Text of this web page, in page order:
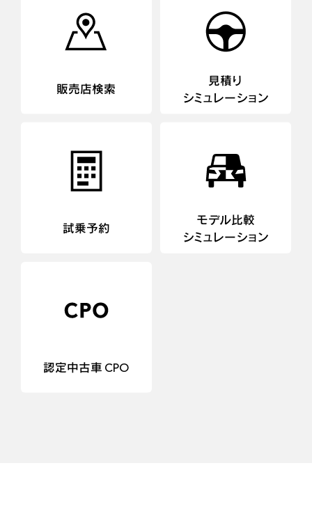
販売店検索
見積り
シミュレーション
試乗予約
モデル比較
シミュレーション
認定中古車 CPO